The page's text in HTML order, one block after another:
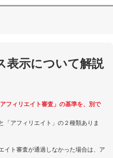
表示について解説
フィリエイト審査」の基準を、別で
「アフィリエイト」の２種類ありま
イト審査が通過しなかった場合は、ア